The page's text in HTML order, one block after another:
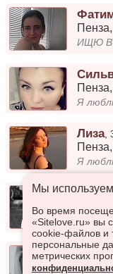
Пенза
ИЩЮ
Пенза
Лиза,
Пенза
Алена
Пенза
Все в
Аида,
Пенза
Мы
Во время
«Sitelove.ru» вы
cookie-файлов и
персональные
метрических